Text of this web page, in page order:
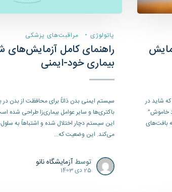
درد می‌کند، این ۶ آزمایش
شاید در
خاموش”
بافت‌های
پاتولوژی مراقبت‌های پزشکی
راهنمای کامل آزمایش‌های
بیماری خود-ایمنی
سیستم ایمنی بدن ذاتاً برای محافظت از بدن در
باکتری‌ها و سایر عوامل بیماری‌زا طراحی شده
این سیستم دچار اختلال شده و اشتباهاً به
می‌کند. این وضعیت که...
توسط آزمایشگاه نانو
25 دی 1403